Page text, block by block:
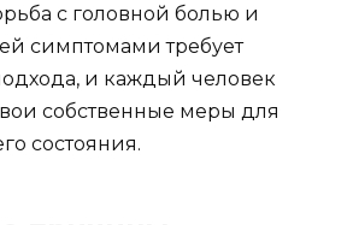
с головной болью и
симптомами требует
и каждый человек
собственные меры для
состояния.